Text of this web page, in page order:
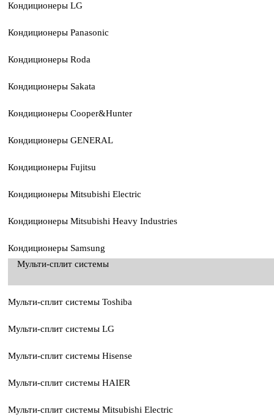
Кондиционеры LG
Кондиционеры Panasonic
Кондиционеры Roda
Кондиционеры Sakata
Кондиционеры Cooper&Hunter
Кондиционеры GENERAL
Кондиционеры Fujitsu
Кондиционеры Mitsubishi Electric
Кондиционеры Mitsubishi Heavy Industries
Кондиционеры Samsung
Мульти-сплит системы
Мульти-сплит системы Toshiba
Мульти-сплит системы LG
Мульти-сплит системы Hisense
Мульти-сплит системы HAIER
Мульти-сплит системы Mitsubishi Electric